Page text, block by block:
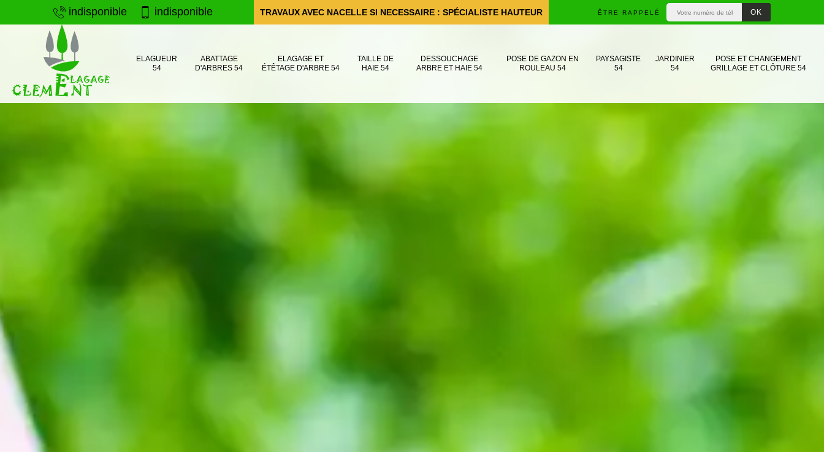
indisponible indisponible TRAVAUX AVEC NACELLE SI NECESSAIRE : SPÉCIALISTE HAUTEUR ÊTRE RAPPELÉ
ELAGUEUR
54
ABATTAGE
D'ARBRES 54
ELAGAGE ET
ÉTÊTAGE D'ARBRE 54
TAILLE DE
HAIE 54
DESSOUCHAGE
ARBRE ET HAIE 54
POSE DE GAZON EN
ROULEAU 54
PAYSAGISTE
54
JARDINIER
54
POSE ET CHANGEMENT
GRILLAGE ET CLÔTURE 54